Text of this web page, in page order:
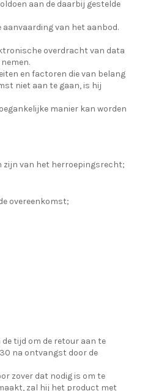
aan de daarbij gestelde
van het aanbod.
overdracht van data
en factoren die van belang
niet aan te gaan, is hij
manier kan worden
zijn van het herroepingsrecht;
overeenkomst;
tijd om de retour aan te
na ontvangst door de
zover dat nodig is om te
zal hij het product met